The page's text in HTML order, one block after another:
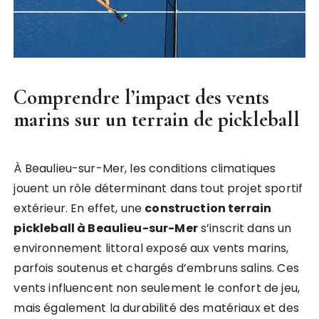
Comprendre l’impact des vents
marins sur un terrain de pickleball
À Beaulieu-sur-Mer, les conditions climatiques
jouent un rôle déterminant dans tout projet sportif
extérieur. En effet, une construction terrain
pickleball à Beaulieu-sur-Mers’inscrit dans un
environnement littoral exposé aux vents marins,
parfois soutenus et chargés d’embruns salins. Ces
vents influencent non seulement le confort de jeu,
mais également la durabilité des matériaux et des